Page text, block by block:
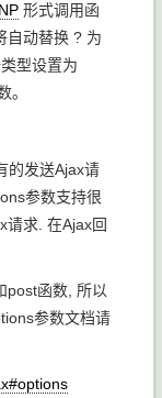
形式调用函
自动替换 ? 为
型设置为
。
的发送Ajax请
参数支持很
请求. 在Ajax回
post函数, 所以
参数文档请